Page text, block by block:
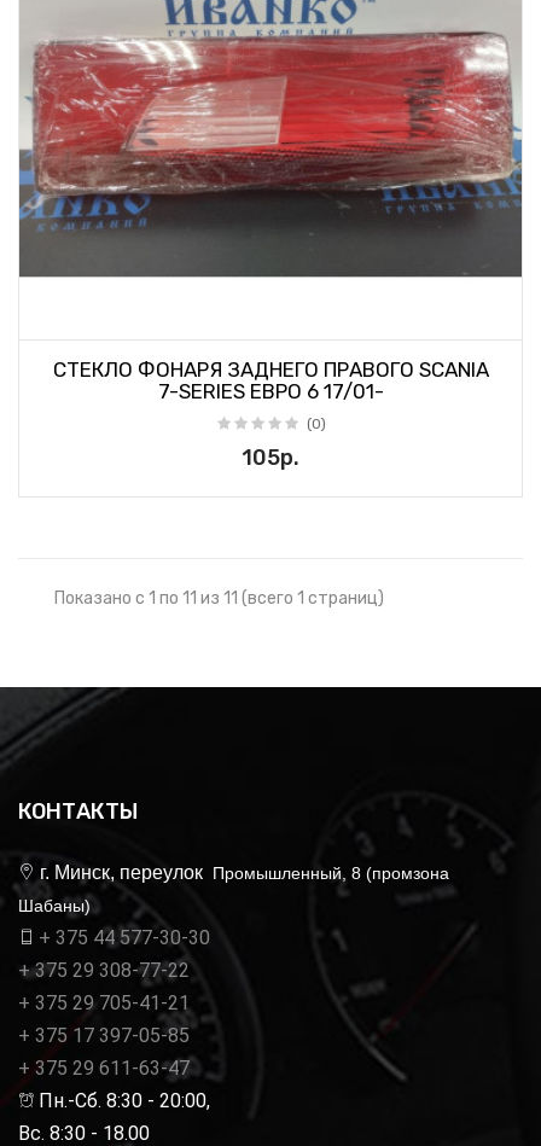
СТЕКЛО ФОНАРЯ ЗАДНЕГО ПРАВОГО SCANIA
7-SERIES ЕВРО 6 17/01-
(0)
105р.
Показано с 1 по 11 из 11 (всего 1 страниц)
КОНТАКТЫ
г. Минск, переулок Промышленный, 8 (промзона
Шабаны)
+ 375 44 577-30-30
+ 375 29 308-77-22
+ 375 29 705-41-21
+ 375 17 397-05-85
+ 375 29 611-63-47
Пн.-Сб. 8:30 - 20:00,
Вс. 8:30 - 18.00